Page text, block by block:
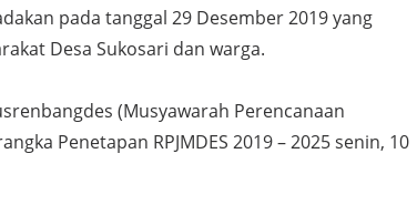
pada tanggal 29 Desember 2019 yang
Desa Sukosari dan warga.
(Musyawarah Perencanaan
Penetapan RPJMDES 2019 – 2025 senin, 10